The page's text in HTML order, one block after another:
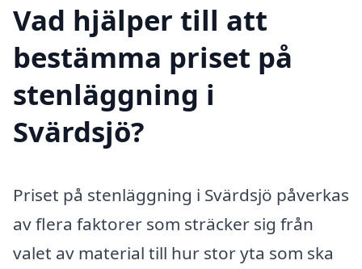
Vad hjälper till att
bestämma priset på
stenläggning i
Svärdsjö?
Priset på stenläggning i Svärdsjö påverkas
av flera faktorer som sträcker sig från
valet av material till hur stor yta som ska